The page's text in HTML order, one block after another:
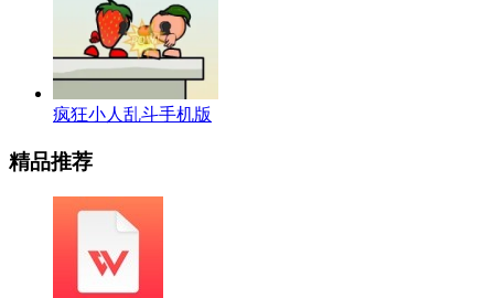
疯狂小人乱斗手机版
精品推荐